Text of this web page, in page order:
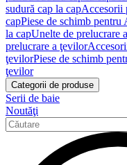
sudură cap la capAccesorii
capPiese de schimb pentru
la capUnelte de prelucrare
prelucrare a ţevilor
ţevilorPiese de schimb
ţevilor
Categorii de produse
Serii de baie
Noutăţi